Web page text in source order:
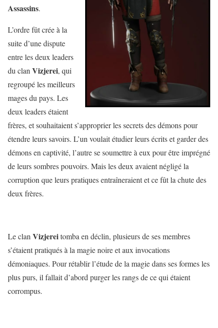
Assassins.
L’ordre fût crée à la
suite d’une dispute
entre les deux leaders
du clan Vizjerei, qui
regroupé les meilleurs
mages du pays. Les
deux leaders étaient
frères, et souhaitaient s’approprier les secrets des démons pour
étendre leurs savoirs. L’un voulait étudier leurs écrits et garder des
démons en captivité, l’autre se soumettre à eux pour être imprégné
de leurs sombres pouvoirs. Mais les deux avaient négligé la
corruption que leurs pratiques entraîneraient et ce fût la chute des
deux frères.
Le clan Vizjereitomba en déclin, plusieurs de ses membres
s’étaient pratiqués à la magie noire et aux invocations
démoniaques. Pour rétablir l’étude de la magie dans ses formes les
plus purs, il fallait d’abord purger les rangs de ce qui étaient
corrompus.